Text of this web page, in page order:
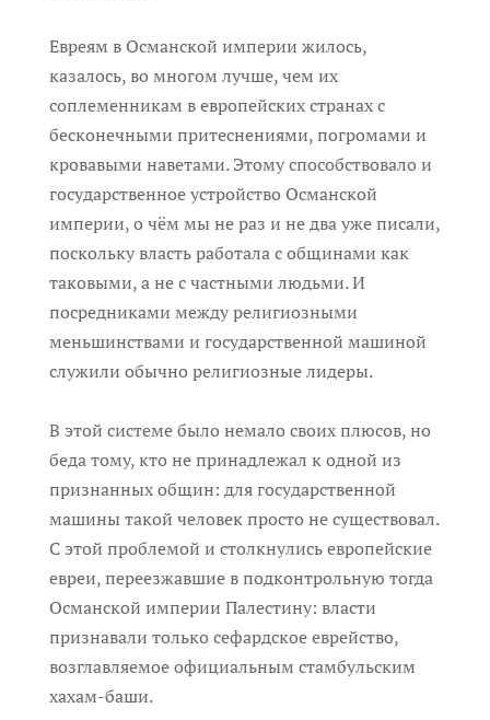
Евреям в Османской империи жилось,
казалось, во многом лучше, чем их
соплеменникам в европейских странах с
бесконечными притеснениями, погромами и
кровавыми наветами. Этому способствовало и
государственное устройство Османской
империи, о чём мы не раз и не два уже писали,
поскольку власть работала с общинами как
таковыми, а не с частными людьми. И
посредниками между религиозными
меньшинствами и государственной машиной
служили обычно религиозные лидеры.
В этой системе было немало своих плюсов, но
беда тому, кто не принадлежал к одной из
признанных общин: для государственной
машины такой человек просто не существовал.
С этой проблемой и столкнулись европейские
евреи, переезжавшие в подконтрольную тогда
Османской империи Палестину: власти
признавали только сефардское еврейство,
возглавляемое официальным стамбульским
хахам-баши.